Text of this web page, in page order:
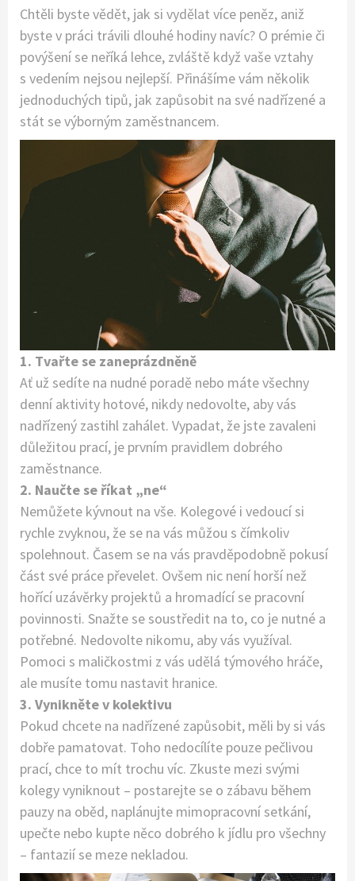
Chtěli byste vědět, jak si vydělat více peněz, aniž
byste v práci trávili dlouhé hodiny navíc? O prémie či
povýšení se neříká lehce, zvláště když vaše vztahy
s vedením nejsou nejlepší. Přinášíme vám několik
jednoduchých tipů, jak zapůsobit na své nadřízené a
stát se výborným zaměstnancem.
1. Tvařte se zaneprázdněně
Ať už sedíte na nudné poradě nebo máte všechny
denní aktivity hotové, nikdy nedovolte, aby vás
nadřízený zastihl zahálet. Vypadat, že jste zavaleni
důležitou prací, je prvním pravidlem dobrého
zaměstnance.
2. Naučte se říkat „ne“
Nemůžete kývnout na vše. Kolegové i vedoucí si
rychle zvyknou, že se na vás můžou s čímkoliv
spolehnout. Časem se na vás pravděpodobně pokusí
část své práce převelet. Ovšem nic není horší než
hořící uzávěrky projektů a hromadící se pracovní
povinnosti. Snažte se soustředit na to, co je nutné a
potřebné. Nedovolte nikomu, aby vás využíval.
Pomoci s maličkostmi z vás udělá týmového hráče,
ale musíte tomu nastavit hranice.
3. Vynikněte v kolektivu
Pokud chcete na nadřízené zapůsobit, měli by si vás
dobře pamatovat. Toho nedocílíte pouze pečlivou
prací, chce to mít trochu víc. Zkuste mezi svými
kolegy vyniknout – postarejte se o zábavu během
pauzy na oběd, naplánujte mimopracovní setkání,
upečte nebo kupte něco dobrého k jídlu pro všechny
– fantazií se meze nekladou.